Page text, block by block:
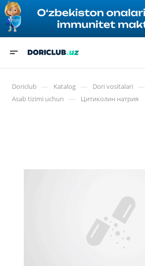
Doriclub — Katalog — Dori vositalari —
Asab tizimi uchun — Цитиколин натрия